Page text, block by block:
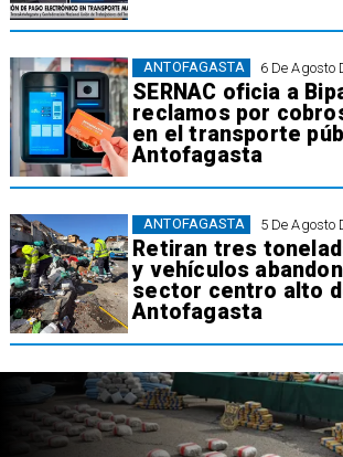
6 De Agosto
SERNAC oficia a
reclamos por
en el transporte
Antofagasta
ANTOFAGASTA
5 De Agosto
Retiran tres
y vehículos
sector centro alto
Antofagasta
ANTOFAGASTA